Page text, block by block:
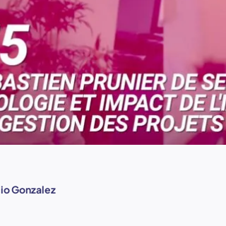
Gonzalez